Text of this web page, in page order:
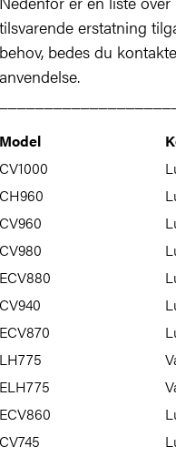
tilsvarende erstatning
behov, bedes du
anvendelse.
Model
CV1000
CH960
CV960
CV980
ECV880
CV940
ECV870
LH775
ELH775
ECV860
CV745